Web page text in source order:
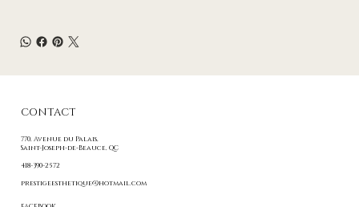
CONTACT
770, Avenue du Palais,
Saint-Joseph-de-Beauce, QC
418-390-2572
prestigeesthetique@hotmail.com